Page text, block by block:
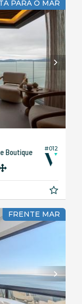
PARA O MAR
#012
Boutique
FRENTE MAR